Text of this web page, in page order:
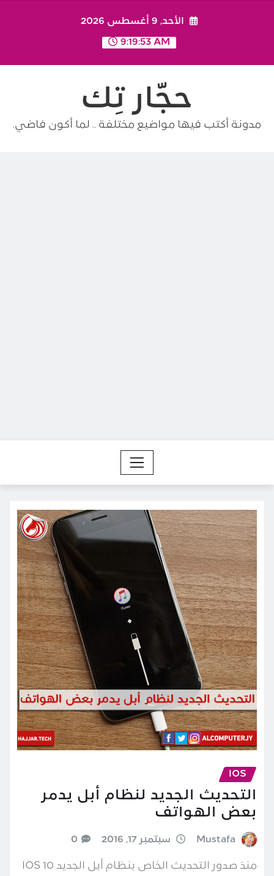
الأحد, 9 أغسطس 2026
9:19:53 AM
حجّار تِك
مدونة أكتب فيها مواضيع مختلفة .. لما أكون فاضي.
IOS
التحديث الجديد لنظام أبل يدمر
بعض الهواتف
Mustafa سبتمبر 17, 2016 0
منذ صدور التحديث الخاص بنظام أبل الجديد IOS 10